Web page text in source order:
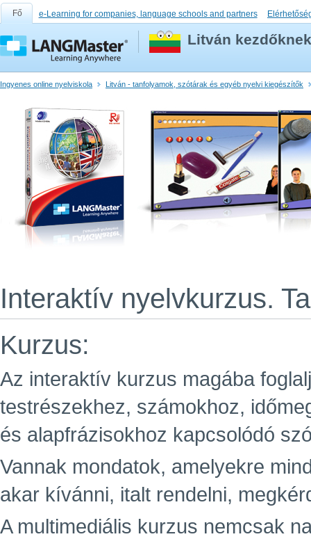
Fő e-Learning for companies, language schools and partners
Litván
Ingyenes online nyelviskola Litván - tanfolyamok, szótárak és egyéb nyelvi kiegészítők
Interaktív nyelvkurzus.
Kurzus:
Az interaktív kurzus magába
testrészekhez, számokhoz,
és alapfrázisokhoz kapcsolódó
Vannak mondatok, amelyekre
akar kívánni, italt rendelni,
A multimediális kurzus nemcsak